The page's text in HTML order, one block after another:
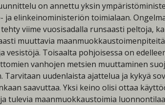
on annettu yksin
elinkeinoministeriön toimialaan.
viime vuosisadalla runsaasti peltoja,
muuttavia
Toisaalta pohjoisessa on
vanhojen metsien muuttaminen
uudenlaista ajattelua ja kykyä
saavuttaa. Yksi keino olisi ottaa
tulevia maanmuokkaustoimia